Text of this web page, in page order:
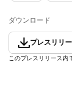
ダウンロード
プレスリリ
このプレスリリース内